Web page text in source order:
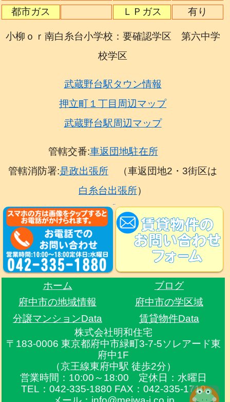
都市ガス
ＬＰガス 有り
小柳ｏｒ南白糸台小学校：要確認学区 第六中学
校学区
武蔵野台駅タウン情報
押立町１丁目周辺マップ
武蔵野台駅周辺マップ
管轄交番:車返団地駐在所
管轄消防署:是政出張所 （車返団地2・3街区は
白糸台出張所）
ホーム
ブログ
府中市の地域情報
府中市の学区域
分譲マンションData
賃貸物件Data
株式会社明和住宅
〒183-0006 東京都府中市緑町3-7-5ソレアード東
府中1F
（京王線東府中駅 徒歩2分）
営業時間：10:00～18:00 定休日：水曜日
TEL：042-335-1880 FAX：042-335-1710